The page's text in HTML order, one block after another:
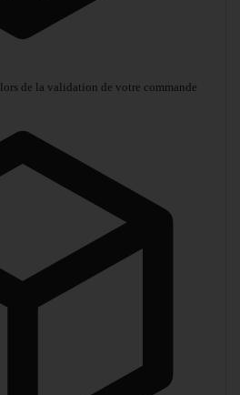
lors de la validation de votre commande